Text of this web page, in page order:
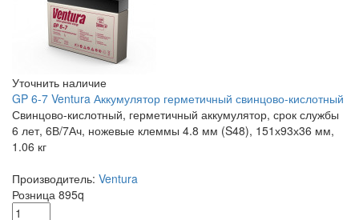
Уточнить наличие
GP 6-7 Ventura Аккумулятор герметичный свинцово-кислотный
Свинцово-кислотный, герметичный аккумулятор, срок службы
6 лет, 6В/7Ач, ножевые клеммы 4.8 мм (S48), 151х93х36 мм,
1.06 кг
Производитель: Ventura
Розница 895q